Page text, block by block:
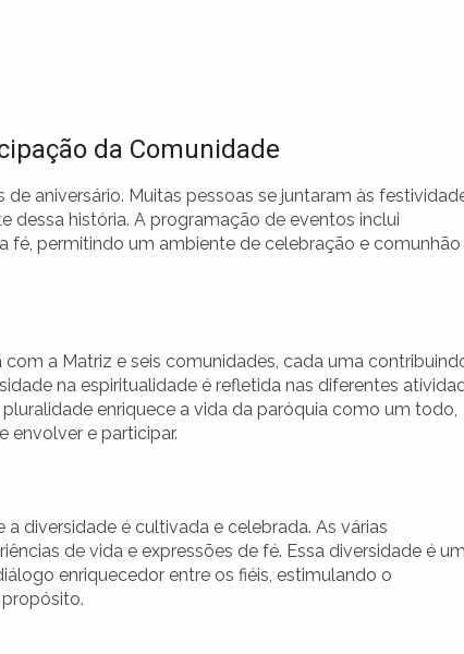
da Comunidade
aniversário. Muitas pessoas se juntaram às
dessa história. A programação de eventos inclui
fé, permitindo um ambiente de celebração e comunhão
a Matriz e seis comunidades, cada uma
na espiritualidade é refletida nas diferentes
enriquece a vida da paróquia como um todo,
envolver e participar.
diversidade é cultivada e celebrada. As várias
de vida e expressões de fé. Essa diversidade é
enriquecedor entre os fiéis, estimulando o